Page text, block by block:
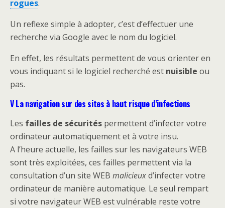
rogues.
Un reflexe simple à adopter, c’est d’effectuer une
recherche via Google avec le nom du logiciel.
En effet, les résultats permettent de vous orienter en
vous indiquant si le logiciel recherché est nuisible ou
pas.
VLa navigation sur des sites à haut risque d’infections
Les failles de sécurités permettent d’infecter votre
ordinateur automatiquement et à votre insu.
A l’heure actuelle, les failles sur les navigateurs WEB
sont très exploitées, ces failles permettent via la
consultation d’un site WEB malicieuxd’infecter votre
ordinateur de manière automatique. Le seul rempart
si votre navigateur WEB est vulnérable reste votre